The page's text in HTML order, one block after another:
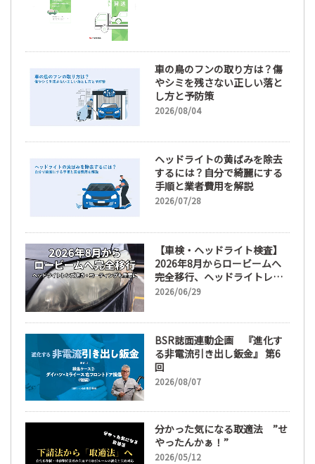
車の鳥のフンの取り方は？傷
やシミを残さない正しい落と
し方と予防策
2026/08/04
ヘッドライトの黄ばみを除去
するには？自分で綺麗にする
手順と業者費用を解説
2026/07/28
【車検・ヘッドライト検査】
2026年8月からロービームへ
完全移行、ヘッドライトレン
ズ磨き・コーティングも重要
2026/06/29
BSR誌面連動企画 『進化す
る非電流引き出し鈑金』 第6
回
2026/08/07
分かった気になる取適法 ”せ
やったんかぁ！”
2026/05/12